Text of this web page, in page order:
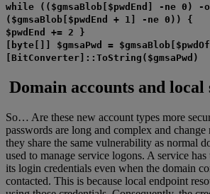
while (($gmsaBlob[$pwdEnd] -ne 0) -
($gmsaBlob[$pwdEnd + 1] -ne 0)) {
$pwdEnd += 2 }
[byte[]] $gmsaPwd =
[BitConverter]::ToString($gmsaPwd)
Domain accounts and local
So… Are these new account types more
passwords are long and complex and
they share the same vulnerability as normal
used to manage service logons. A service
its login credentials even when the domain
contacted. This is because local endpoint